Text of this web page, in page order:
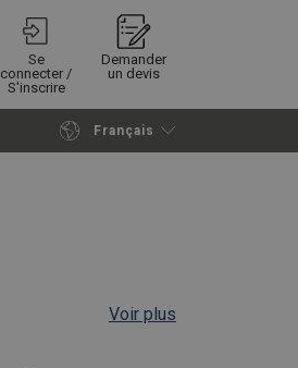
Se
connecter /
S'inscrire
Demander
un devis
Français
Envoyer demande
Voir plus